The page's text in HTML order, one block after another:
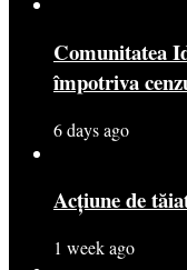
Comunitatea
împotriva
6 days ago
Acțiune de
1 week ago